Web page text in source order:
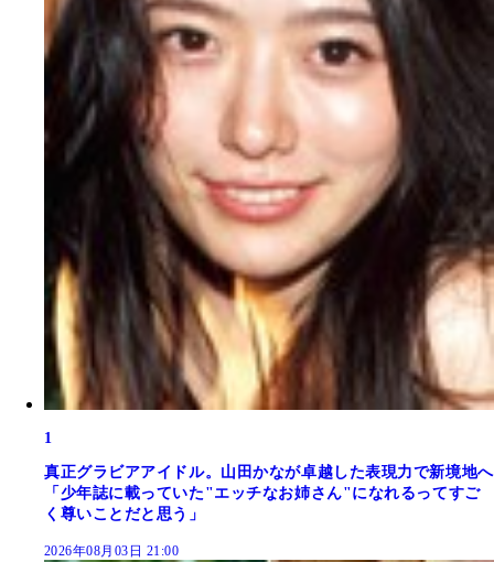
1
真正グラビアアイドル。山田かなが卓越した表現力で新境地へ
「少年誌に載っていた"エッチなお姉さん"になれるってすご
く尊いことだと思う」
2026年08月03日 21:00